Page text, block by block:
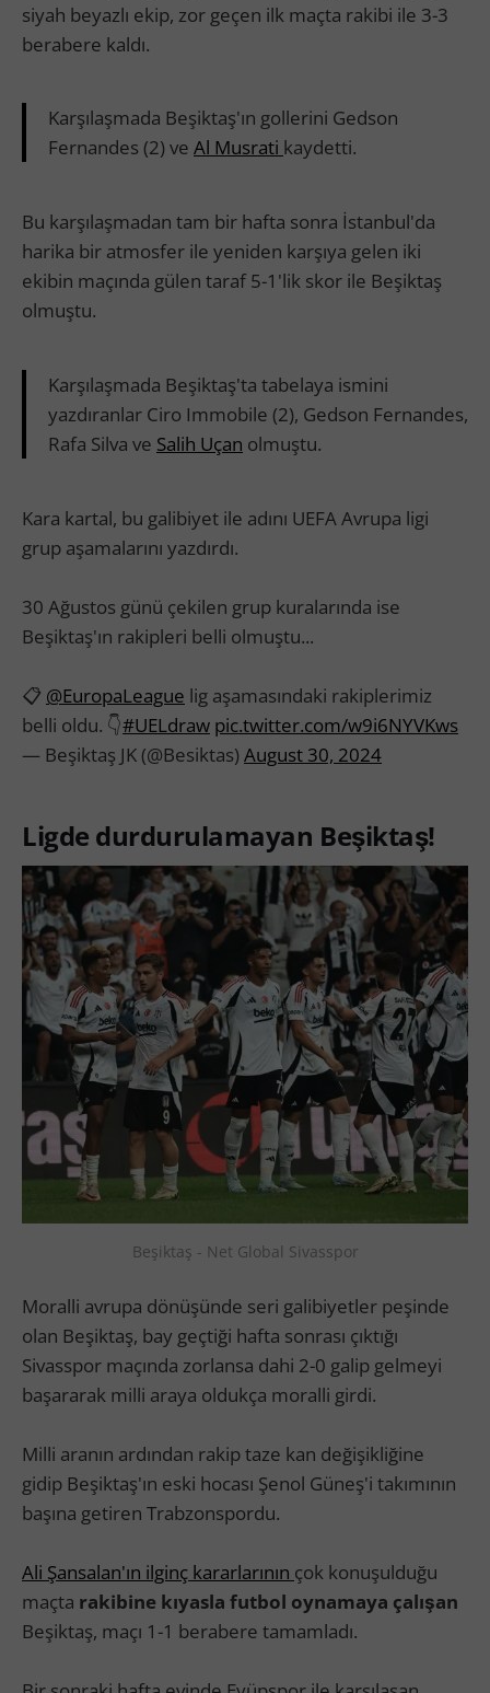
siyah beyazlı ekip, zor geçen ilk maçta rakibi ile 3-3
berabere kaldı.
Karşılaşmada Beşiktaş'ın gollerini Gedson
Fernandes (2) ve Al Musrati kaydetti.
Bu karşılaşmadan tam bir hafta sonra İstanbul'da
harika bir atmosfer ile yeniden karşıya gelen iki
ekibin maçında gülen taraf 5-1'lik skor ile Beşiktaş
olmuştu.
Karşılaşmada Beşiktaş'ta tabelaya ismini
yazdıranlar Ciro Immobile (2), Gedson Fernandes,
Rafa Silva ve Salih Uçan olmuştu.
Kara kartal, bu galibiyet ile adını UEFA Avrupa ligi
grup aşamalarını yazdırdı.
30 Ağustos günü çekilen grup kuralarında ise
Beşiktaş'ın rakipleri belli olmuştu...
📋 @EuropaLeague lig aşamasındaki rakiplerimiz
belli oldu. 👇#UELdraw pic.twitter.com/w9i6NYVKws
— Beşiktaş JK (@Besiktas) August 30, 2024
Ligde durdurulamayan Beşiktaş!
Beşiktaş - Net Global Sivasspor
Moralli avrupa dönüşünde seri galibiyetler peşinde
olan Beşiktaş, bay geçtiği hafta sonrası çıktığı
Sivasspor maçında zorlansa dahi 2-0 galip gelmeyi
başararak milli araya oldukça moralli girdi.
Milli aranın ardından rakip taze kan değişikliğine
gidip Beşiktaş'ın eski hocası Şenol Güneş'i takımının
başına getiren Trabzonspordu.
Ali Şansalan'ın ilginç kararlarının çok konuşulduğu
maçta rakibine kıyasla futbol oynamaya çalışan
Beşiktaş, maçı 1-1 berabere tamamladı.